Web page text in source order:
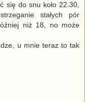
się do snu koło 22.30,
stałych pór
niż 18, no może
u mnie teraz to tak